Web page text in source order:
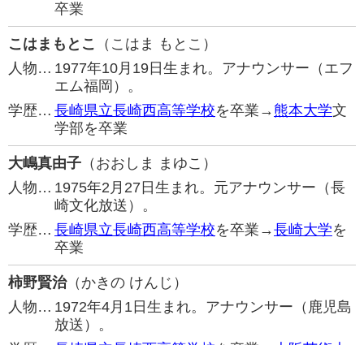
卒業
こはまもとこ （こはま もとこ）
人物… 1977年10月19日生まれ。アナウンサー（エフ
エム福岡）。
学歴… 長崎県立長崎西高等学校を卒業→ 熊本大学文
学部を卒業
大嶋真由子 （おおしま まゆこ）
人物… 1975年2月27日生まれ。元アナウンサー（長
崎文化放送）。
学歴… 長崎県立長崎西高等学校を卒業→長崎大学を
卒業
柿野賢治（かきの けんじ）
人物… 1972年4月1日生まれ。アナウンサー（鹿児島
放送）。